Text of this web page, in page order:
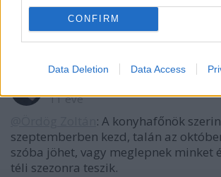
CONFIRM
Data Deletion Data Access
A társkeresőt én vasárnapra várom.
hiátusuk a saját gyártást tekintve.
11 éve
: A konyhafőnök
szeptemberben kezd, talán az
szóba jöhet, vagy meglepnek minket
téli szezonra teszik.